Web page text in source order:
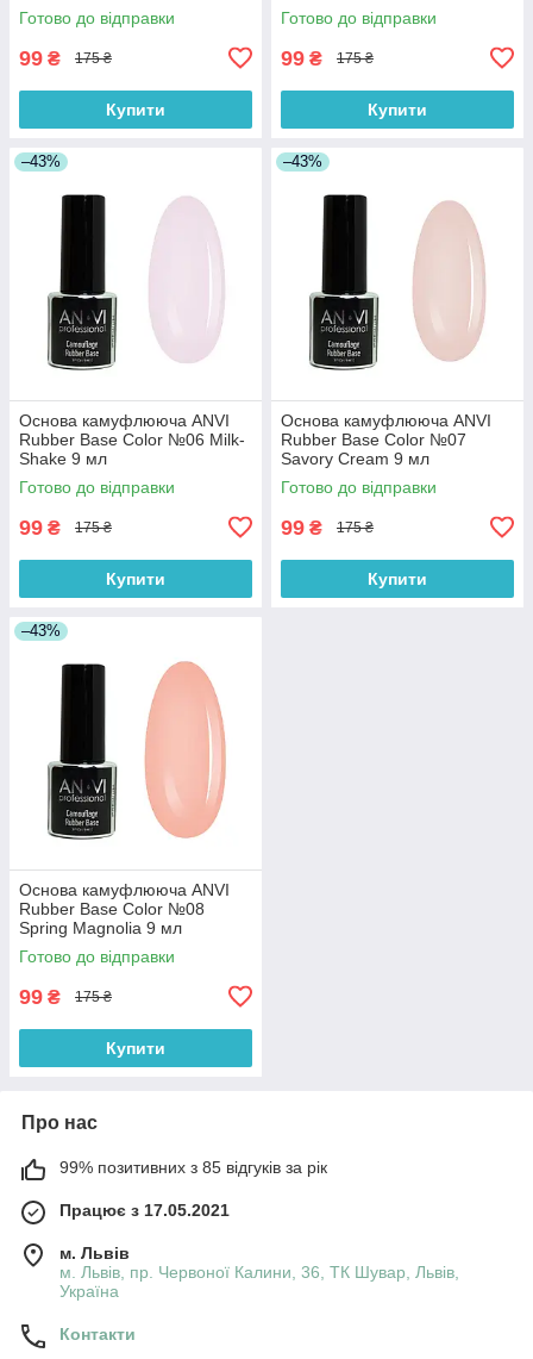
Готово до відправки
99 ₴ 175 ₴
Купити
Готово до відправки
99 ₴ 175 ₴
Купити
–43%
Основа камуфлююча ANVI
Rubber Base Color №06 Milk-
Shake 9 мл
Готово до відправки
99 ₴ 175 ₴
Купити
–43%
Основа камуфлююча ANVI
Rubber Base Color №07
Savory Cream 9 мл
Готово до відправки
99 ₴ 175 ₴
Купити
–43%
Основа камуфлююча ANVI
Rubber Base Color №08
Spring Magnolia 9 мл
Готово до відправки
99 ₴ 175 ₴
Купити
Про нас
99% позитивних з 85 відгуків за рік
Працює з 17.05.2021
м. Львів
м. Львів, пр. Червоної Калини, 36, ТК Шувар, Львів,
Україна
Контакти